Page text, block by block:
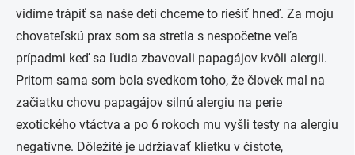
vidíme trápiť sa naše deti chceme to riešiť hneď. Za moju
chovateľskú prax som sa stretla s nespočetne veľa
prípadmi keď sa ľudia zbavovali papagájov kvôli alergii.
Pritom sama som bola svedkom toho, že človek mal na
začiatku chovu papagájov silnú alergiu na perie
exotického vtáctva a po 6 rokoch mu vyšli testy na alergiu
negatívne. Dôležité je udržiavať klietku v čistote,